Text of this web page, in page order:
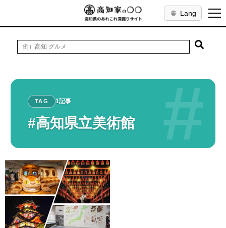
Lang
#
TAG 1記事
#高知県立美術館